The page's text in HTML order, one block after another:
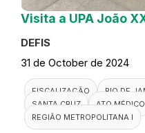
Visita a UPA João
DEFIS
31 de October de 2024
FISCALIZAÇÃO RIO DE
SANTA CRUZ
ATO MÉDICO
REGIÃO METROPOLITANA I